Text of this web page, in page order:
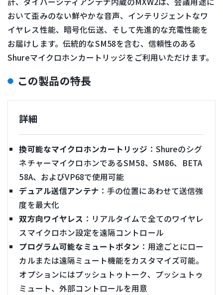
おいて歪みのない鮮やかな音声、インテリジェントなワ
イヤレス性能、暗号化伝送、そして先進的な充電性能を
お届けします。伝統的なSM58を含む、信頼性のある
Shureマイクロホンカートリッジをご利用いただけます。
この製品の特長
詳細
換可能なマイクロホンカートリッジ ：Shureのシグ
ネチャーマイクロホンであるSM58、SM86、BETA
58A、およびVP68で使用可能
デュアル送信アンテナ ：手の位置にあわせて送信強
度を最大化
双方向ワイヤレス ：リアルタイムで全てのワイヤレ
スマイクロホン設定を遠隔コントロール
プログラム可能なミュートボタン ：用途ごとにロー
カルまたは遠隔ミュート機能をカスタマイズ可能。
オプションにはプッシュトゥトーク、プッシュトゥ
ミュート、外部コントロールを用意